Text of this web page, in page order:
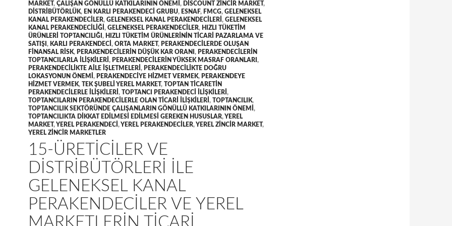
MARKET, ÇALIŞAN GÖNÜLLÜ KATKILARININ ÖNEMI , DISCOUNT ZINCIR MARKET,
DISTRIBÜTÖRLÜK, EN KARLI PERAKENDECI GRUBU, ESNAF, FMCG, GELENEKSEL
KANAL PERAKENDECILER, GELENEKSEL KANAL PERAKENDECILERI , GELENEKSEL
KANAL PERAKENDECILIĞI , GELENEKSEL PERAKENDECILER, HIZLI TÜKETIM
ÜRÜNLERI TOPTANCILIĞI , HIZLI TÜKETIM ÜRÜNLERININ TICARI PAZARLAMA VE
SATIŞI , KARLI PERAKENDECI , ORTA MARKET, PERAKENDECILERDE OLUŞAN
FINANSAL RISK, PERAKENDECILERIN DÜŞÜK KAR ORANI , PERAKENDECILERIN
TOPTANCILARLA ILIŞKILERI , PERAKENDECILERIN YÜKSEK MASRAF ORANLARI ,
PERAKENDECILIKTE AILE IŞLETMELERI , PERAKENDECILIKTE DOĞRU
LOKASYONUN ÖNEMI , PERAKENDECIYE HIZMET VERMEK, PERAKENDEYE
HIZMET VERMEK, TEK ŞUBELI YEREL MARKET, TOPTAN TICARETIN
PERAKENDECILERLE ILIŞKILERI , TOPTANCI PERAKENDECI ILIŞKILERI ,
TOPTANCILARIN PERAKENDECILERLE OLAN TICARI ILIŞKILERI , TOPTANCILIK,
TOPTANCILIK SEKTÖRÜNDE ÇALIŞANLARIN GÖNÜLLÜ KATKILARININ ÖNEMI ,
TOPTANCILIKTA DIKKAT EDILMESI EDILMESI GEREKEN HUSUSLAR,YEREL
MARKET,YEREL PERAKENDECI ,YEREL PERAKENDECILER,YEREL ZINCIR MARKET,
YEREL ZINCIR MARKETLER
15-ÜRETICILER VE
DISTRIBÜTÖRLERI ILE
GELENEKSEL KANAL
PERAKENDECILER VE YEREL
MARKETLERIN TICARI